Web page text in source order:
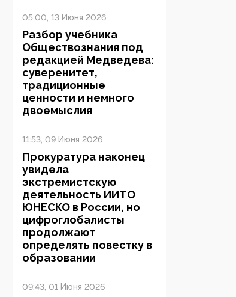
05:00, 13 Июня 2026
Разбор учебника
Обществознания под
редакцией Медведева:
суверенитет,
традиционные
ценности и немного
двоемыслия
11:53, 09 Июня 2026
Прокуратура наконец
увидела
экстремистскую
деятельность ИИТО
ЮНЕСКО в России, но
цифроглобалисты
продолжают
определять повестку в
образовании
09:43, 01 Июня 2026